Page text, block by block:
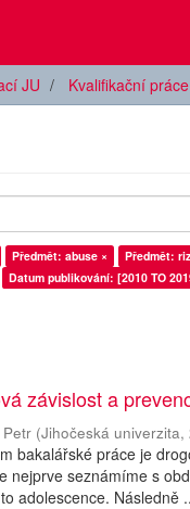
JU Kvalifikační práce
Předmět: abuse × Předmět:
Datum publikování: [2010 TO
závislost a
(Jihočeská univerzita,
bakalářské práce je
nejprve seznámíme s
adolescence. Následně